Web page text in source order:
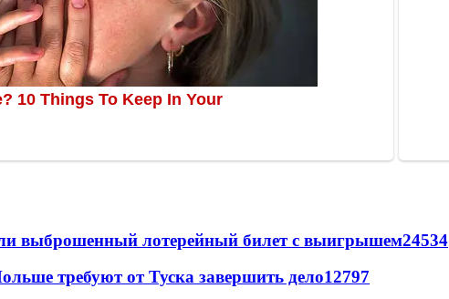
выброшенный лотерейный билет с выигрышем24534
требуют от Туска завершить дело12797